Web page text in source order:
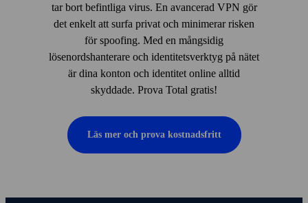
tar bort befintliga virus. En avancerad VPN gör
det enkelt att surfa privat och minimerar risken
för spoofing. Med en mångsidig
lösenordshanterare och identitetsverktyg på nätet
är dina konton och identitet online alltid
skyddade. Prova Total gratis!
Läs mer och prova kostnadsfritt